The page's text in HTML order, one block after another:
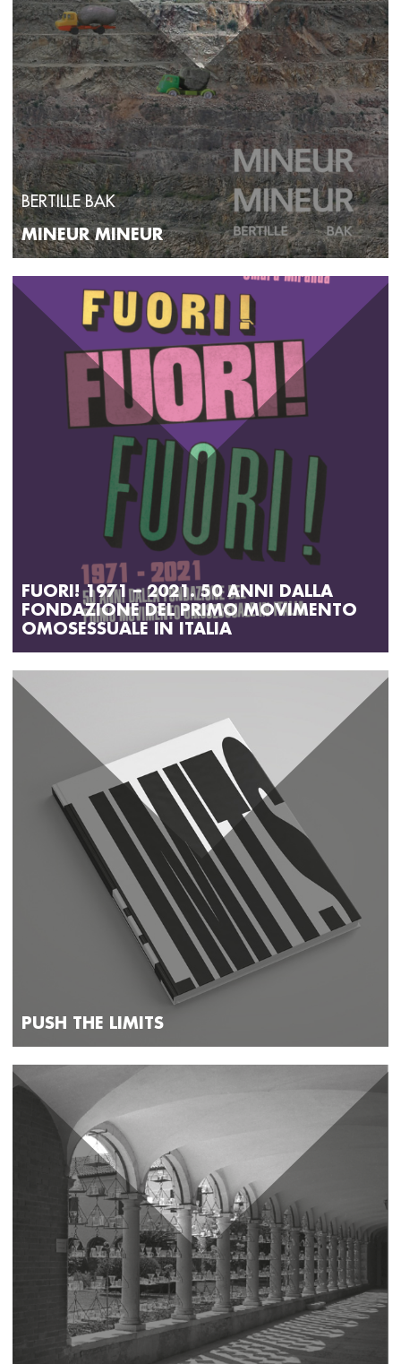
BERTILLE BAK
MINEUR MINEUR
FUORI! 1971 – 2021. 50 ANNI DALLA
FONDAZIONE DEL PRIMO MOVIMENTO
OMOSESSUALE IN ITALIA
PUSH THE LIMITS